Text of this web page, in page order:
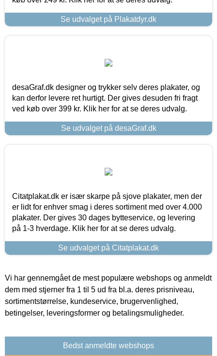
Se udvalget på Plakatdyr.dk
desaGraf.dk designer og trykker selv deres plakater, og
kan derfor levere ret hurtigt. Der gives desuden fri fragt
ved køb over 399 kr. Klik her for at se deres udvalg.
Se udvalget på desaGraf.dk
Citatplakat.dk er især skarpe på sjove plakater, men der
er lidt for enhver smag i deres sortiment med over 4.000
plakater. Der gives 30 dages bytteservice, og levering
på 1-3 hverdage. Klik her for at se deres udvalg.
Se udvalget på Citatplakat.dk
Vi har gennemgået de mest populære webshops og anmeldt
dem med stjerner fra 1 til 5 ud fra bl.a. deres prisniveau,
sortimentstørrelse, kundeservice, brugervenlighed,
betingelser, leveringsformer og betalingsmuligheder.
Bedst anmeldte webshops